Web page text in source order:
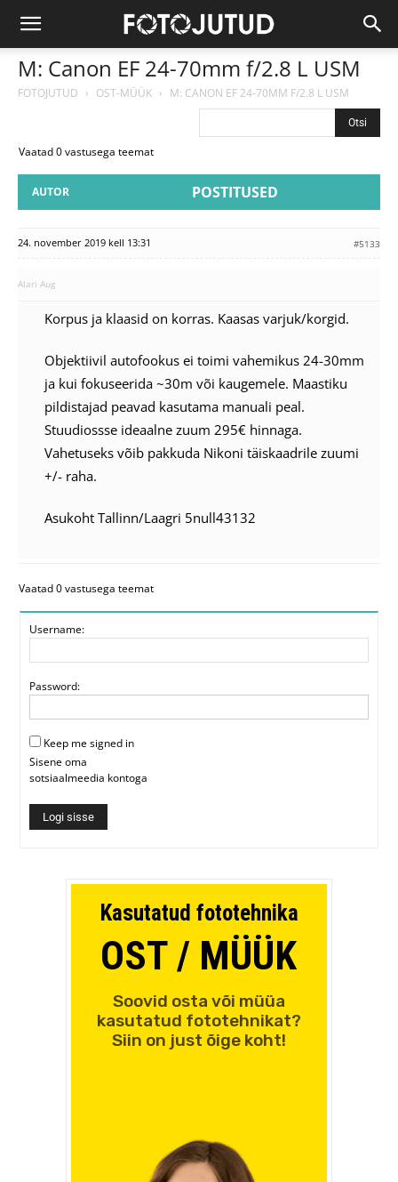
M: Canon EF 24-70mm f/2.8 L USM
FOTOJUTUD › OST-MÜÜK › M: CANON EF 24-70MM F/2.8 L USM
Vaatad 0 vastusega teemat
AUTOR POSTITUSED
24. november 2019 kell 13:31 #5133
Alari Aug
Korpus ja klaasid on korras. Kaasas varjuk/korgid.
Objektiivil autofookus ei toimi vahemikus 24-30mm
ja kui fokuseerida ~30m või kaugemele. Maastiku
pildistajad peavad kasutama manuali peal.
Stuudiossse ideaalne zuum 295€ hinnaga.
Vahetuseks võib pakkuda Nikoni täiskaadrile zuumi
+/- raha.
Asukoht Tallinn/Laagri 5null43132
Vaatad 0 vastusega teemat
Username:
Password:
Keep me signed in
Sisene oma
sotsiaalmeedia kontoga
Logi sisse